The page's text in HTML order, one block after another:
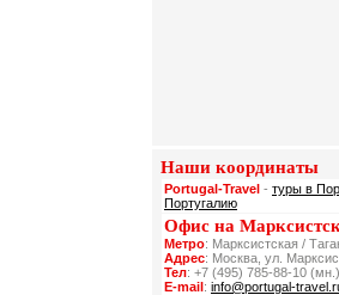
Наши координаты
Portugal-Travel - туры в
Португалию
Офис на
Метро: Марксистская /
Адрес: Москва, ул.
Тел: +7 (495) 785-88-10 (мн.)
E-mail: info@portugal-